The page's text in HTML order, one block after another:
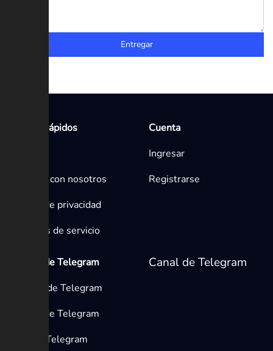
Entregar
Enlaces rápidos
Contacta con nosotros
Política de privacidad
Términos de servicio
Cuenta
Ingresar
Registrarse
Medios de Telegram
Canales de Telegram
Grupos de Telegram
Bots de Telegram
Canal de Telegram